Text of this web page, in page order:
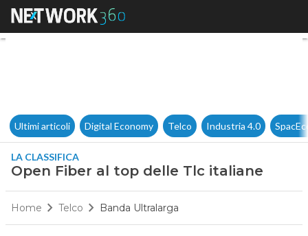
Open Fiber al top delle Tlc
Ultimi articoli Digital Economy Telco Industria 4.0
LA CLASSIFICA
Open Fiber al top delle Tlc italiane
Home Telco Banda Ultralarga